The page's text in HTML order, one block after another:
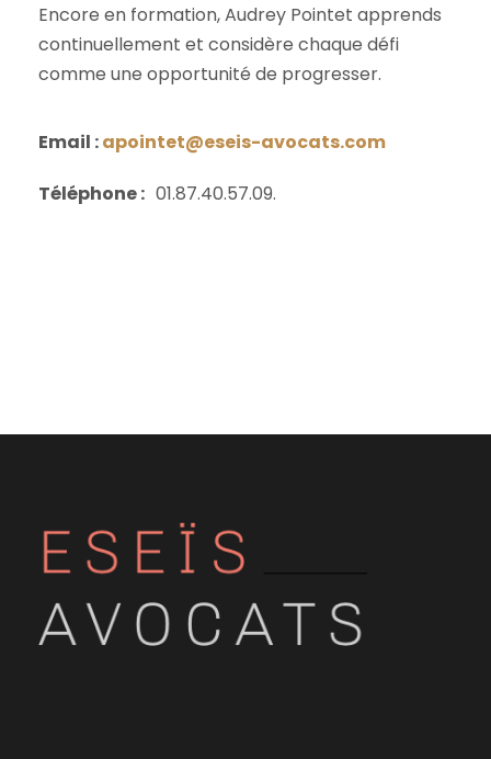
Encore en formation, Audrey Pointet apprends
continuellement et considère chaque défi
comme une opportunité de progresser.
Email :apointet@eseis-avocats.com
Téléphone : 01.87.40.57.09.